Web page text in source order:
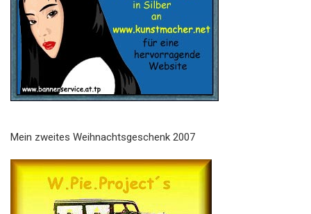
Mein zweites Weihnachtsgeschenk 2007